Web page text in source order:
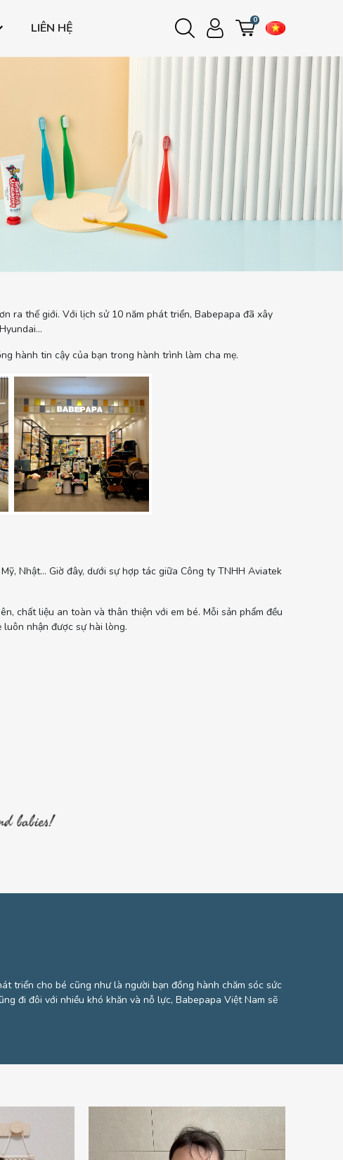
LIÊN HỆ
0
ra thế giới. Với lịch sử 10 năm phát triển, Babepapa đã xây
hành tin cậy của bạn trong hành trình làm cha mẹ.
Nhật… Giờ đây, dưới sự hợp tác giữa Công ty TNHH Aviatek
chất liệu an toàn và thân thiện với em bé. Mỗi sản phẩm đều
nhận được sự hài lòng.
triển cho bé cũng như là người bạn đồng hành chăm sóc sức
đi đôi với nhiều khó khăn và nỗ lực, Babepapa Việt Nam sẽ